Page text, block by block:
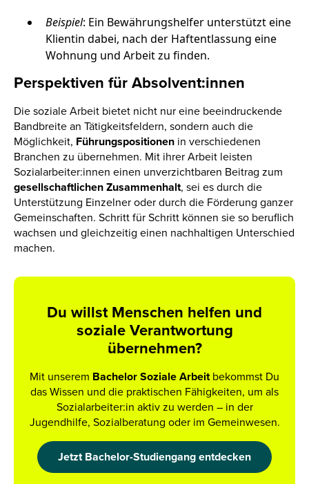
Beispiel: Ein Bewährungshelfer unterstützt eine
Klientin dabei, nach der Haftentlassung eine
Wohnung und Arbeit zu finden.
Perspektiven für Absolvent:innen
Die soziale Arbeit bietet nicht nur eine beeindruckende
Bandbreite an Tätigkeitsfeldern, sondern auch die
Möglichkeit, Führungspositionen in verschiedenen
Branchen zu übernehmen. Mit ihrer Arbeit leisten
Sozialarbeiter:innen einen unverzichtbaren Beitrag zum
gesellschaftlichen Zusammenhalt, sei es durch die
Unterstützung Einzelner oder durch die Förderung ganzer
Gemeinschaften. Schritt für Schritt können sie so beruflich
wachsen und gleichzeitig einen nachhaltigen Unterschied
machen.
Du willst Menschen helfen und
soziale Verantwortung
übernehmen?
Mit unserem Bachelor Soziale Arbeitbekommst Du
das Wissen und die praktischen Fähigkeiten, um als
Sozialarbeiter:in aktiv zu werden – in der
Jugendhilfe, Sozialberatung oder im Gemeinwesen.
Jetzt Bachelor-Studiengang entdecken